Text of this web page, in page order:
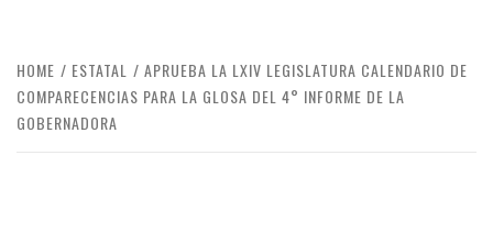
HOME ESTATAL
APRUEBA LA LXIV LEGISLATURA CALENDARIO DE
COMPARECENCIAS PARA LA GLOSA DEL 4° INFORME DE LA
GOBERNADORA